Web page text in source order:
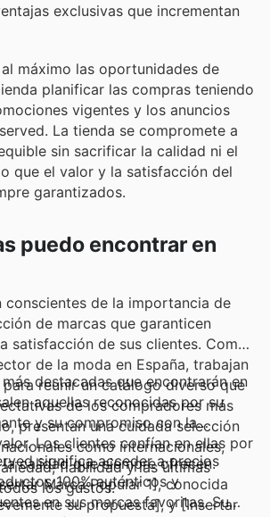
exclusivas que incrementan
máximo las oportunidades de
planificar las compras teniendo
vigentes y los anuncios
La tienda se compromete a
sin sacrificar la calidad ni el
que el valor y la satisfacción del
garantizados.
puedo encontrar en
conscientes de la importancia de
de marcas que garanticen
satisfacción de sus clientes. Como
de la moda en España, trabajan
para reunir un catálogo diverso que
de los compradores más
presentan una cuidada selección
como internacionales,
fiabilidad y las últimas
los gustos.
destacadas que encontrarán en
aquellas reconocidas por su
y su compromiso con la
Los clientes confían en ellas por
calidad que siempre ofrecen.
Marca Popular 1], conocida
su propuesta], y [Insertar
significa acceder a precios
100% auténticos y
en sus marcas favoritas. Su